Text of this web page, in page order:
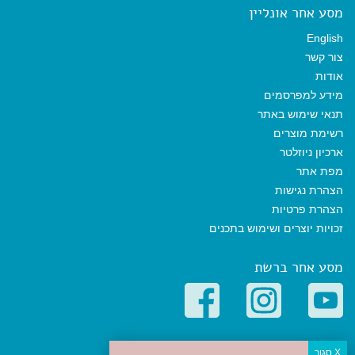
מסע אחר אונליין
English
צור קשר
אודות
מידע למפרסמים
תנאי שימוש באתר
רשימת מוצרים
ארכיון ניוזלטר
מפת אתר
הצהרת נגישות
הצהרת פרטיות
זכויות יוצרים ושימוש בתכנים
מסע אחר ברשת
קטגוריות פופולריות